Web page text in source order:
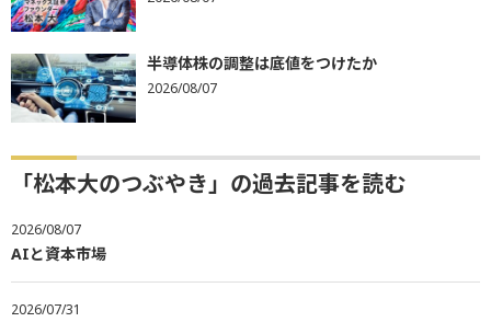
半導体株の調整は底値をつけたか
2026/08/07
「松本大のつぶやき」の過去記事を読む
2026/08/07
AIと資本市場
2026/07/31